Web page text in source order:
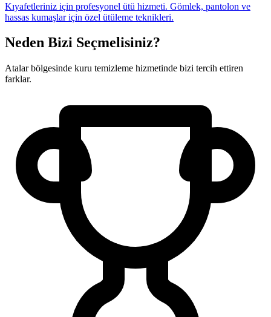
Kıyafetleriniz için profesyonel ütü hizmeti. Gömlek, pantolon ve
hassas kumaşlar için özel ütüleme teknikleri.
Neden Bizi Seçmelisiniz?
Atalar bölgesinde kuru temizleme hizmetinde bizi tercih ettiren
farklar.